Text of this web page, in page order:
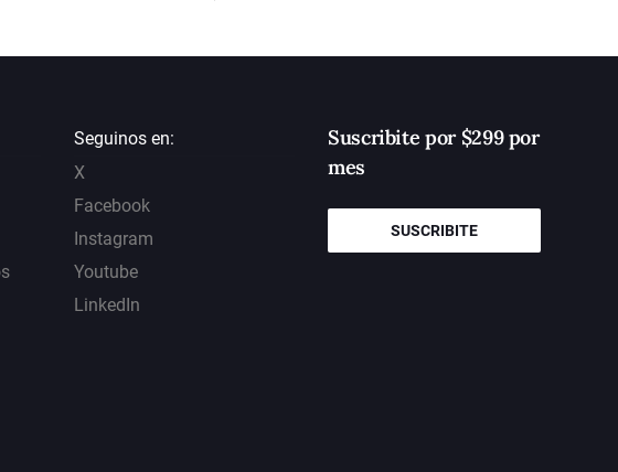
Seguinos en:
X
Facebook
Instagram
Youtube
LinkedIn
Suscribite por $299 por
mes
SUSCRIBITE